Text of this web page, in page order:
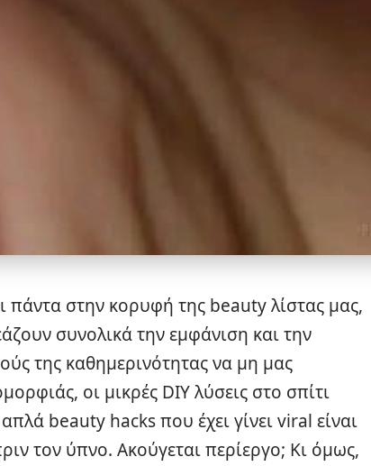
πάντα στην κορυφή της beauty λίστας μας,
συνολικά την εμφάνιση και την
της καθημερινότητας να μη μας
οι μικρές DIY λύσεις στο σπίτι
beauty hacks που έχει γίνει viral είναι
τον ύπνο. Ακούγεται περίεργο; Κι όμως,